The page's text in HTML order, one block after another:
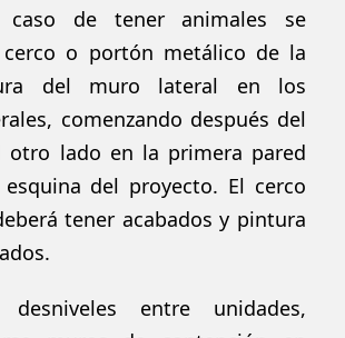
de tener animales se
o portón metálico de la
del muro lateral en los
comenzando después del
otro lado en la primera pared
del proyecto. El cerco
tener acabados y pintura
entre unidades,